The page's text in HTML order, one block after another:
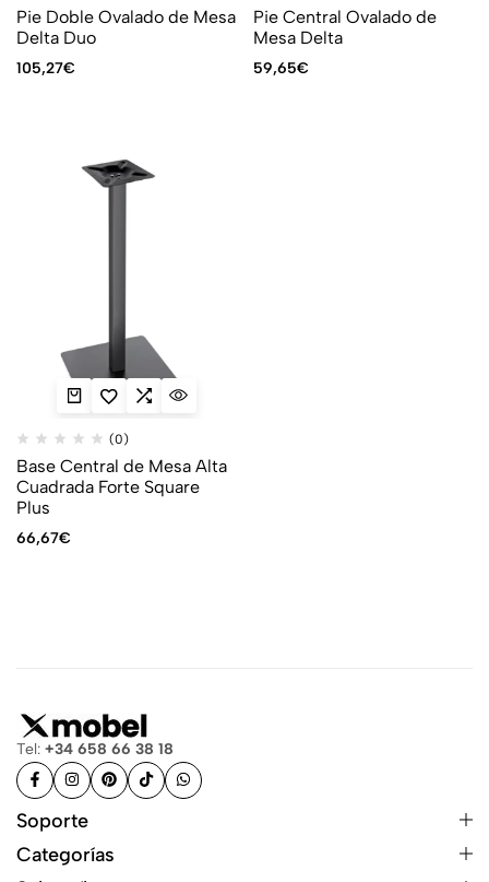
Pie Doble Ovalado de Mesa
Delta Duo
105,27€
Pie Central Ovalado de
Mesa Delta
59,65€
(0)
Base Central de Mesa Alta
Cuadrada Forte Square
Plus
66,67€
Tel: +34 658 66 38 18
Soporte
Categorías